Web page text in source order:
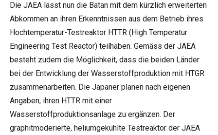
Die JAEA lässt nun die Batan mit dem kürzlich erweiterten
Abkommen an ihren Erkenntnissen aus dem Betrieb ihres
Hochtemperatur-Testreaktor HTTR (High Temperatur
Engineering Test Reactor) teilhaben. Gemäss der JAEA
besteht zudem die Möglichkeit, dass die beiden Länder
bei der Entwicklung der Wasserstoffproduktion mit HTGR
zusammenarbeiten. Die Japaner planen nach eigenen
Angaben, ihren HTTR mit einer
Wasserstoffproduktionsanlage zu ergänzen. Der
graphitmoderierte, heliumgekühlte Testreaktor der JAEA